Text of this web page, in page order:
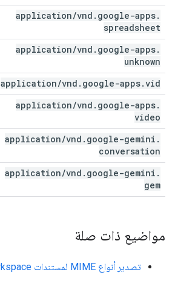
application/vnd . google-apps.
spreadsheet
application/vnd . google-apps.
unknown
application/vnd . google-apps.vid
application/vnd . google-apps.
video
application/vnd . google-gemini .
conversation
application/vnd . google-gemini .
gem
مواضيع ذات صلة
تصدير أنواع MIME لمستندات Google Workspace